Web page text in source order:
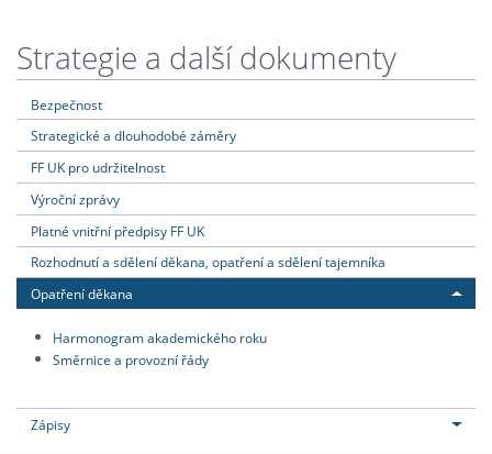
Strategie a další dokumenty
Bezpečnost
Strategické a dlouhodobé záměry
FF UK pro udržitelnost
Výroční zprávy
Platné vnitřní předpisy FF UK
Rozhodnutí a sdělení děkana, opatření a sdělení tajemníka
Opatření děkana
Harmonogram akademického roku
Směrnice a provozní řády
Zápisy